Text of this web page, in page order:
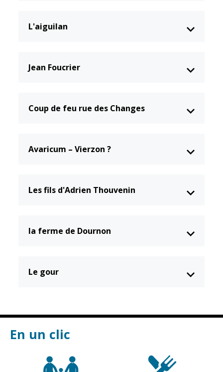
L'aiguilan
Jean Foucrier
Coup de feu rue des Changes
Avaricum – Vierzon ?
Les fils d'Adrien Thouvenin
la ferme de Dournon
Le gour
En un clic